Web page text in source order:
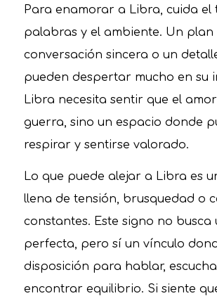
Para enamorar a Libra, cuida el
palabras y el ambiente. Un
conversación sincera o un
pueden despertar mucho en su
Libra necesita sentir que el
guerra, sino un espacio donde
respirar y sentirse valorado.
Lo que puede alejar a Libra es
llena de tensión, brusquedad o
constantes. Este signo no busca
perfecta, pero sí un vínculo
disposición para hablar,
encontrar equilibrio. Si siente